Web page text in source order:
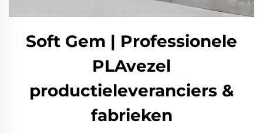
Soft Gem | Professionele
PLAvezel
productieleveranciers &
fabrieken